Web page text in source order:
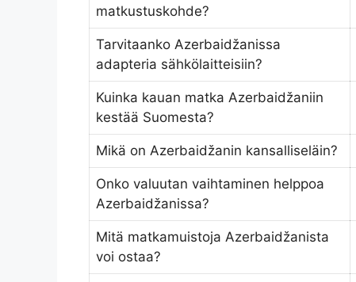
matkustuskohde?
Tarvitaanko Azerbaidžanissa
adapteria sähkölaitteisiin?
Kuinka kauan matka Azerbaidžaniin
kestää Suomesta?
Mikä on Azerbaidžanin kansalliseläin?
Onko valuutan vaihtaminen helppoa
Azerbaidžanissa?
Mitä matkamuistoja Azerbaidžanista
voi ostaa?